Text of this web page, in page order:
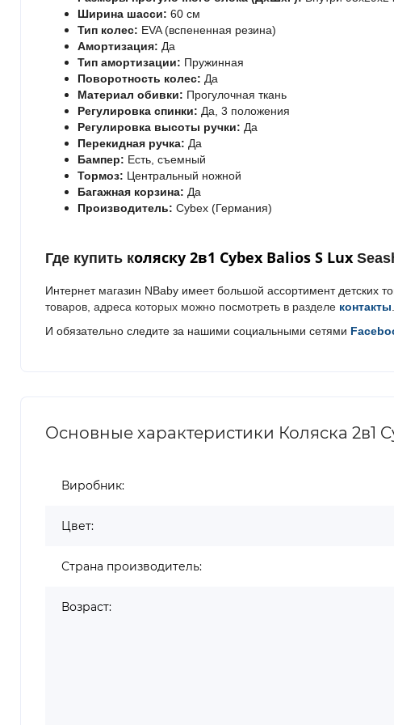
Ширина шасси: 60 см
Тип колес: EVA (вспененная резина)
Амортизация: Да
Тип амортизации: Пружинная
Поворотность колес: Да
Материал обивки: Прогулочная ткань
Регулировка спинки: Да, 3 положения
Регулировка высоты ручки: Да
Перекидная ручка: Да
Бампер: Есть, съемный
Тормоз: Центральный ножной
Багажная корзина: Да
Производитель: Cybex (Германия)
Где купить коляску 2в1 Cybex Balios S Lux
Интернет магазин NBaby имеет большой ассортимент детских
товаров, адреса которых можно посмотреть в разделе контакты
И обязательно следите за нашими социальными сетями
Основные характеристики Коляска 2в1
Виробник:
Цвет:
Страна производитель:
Возраст: